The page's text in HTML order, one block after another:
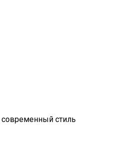
современный стиль